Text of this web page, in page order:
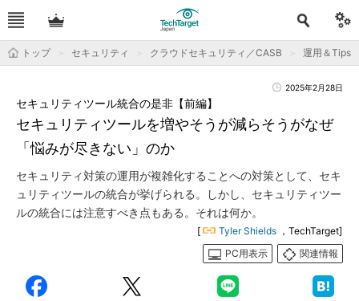
トップ セキュリティ クラウドセキュリティ／CASB 運用＆Tips
2025年2月28日
セキュリティツールを増やそうが減らそうがなぜ
「悩みが尽きない」のか
セキュリティツール統合の是非【前編】
セキュリティ対策の運用が複雑化することへの対策として、セキ
ュリティツールの統合が挙げられる。しかし、セキュリティツー
ルの統合には注意すべき点もある。それは何か。
[ Tyler Shields ，TechTarget]
PC用表示
関連情報